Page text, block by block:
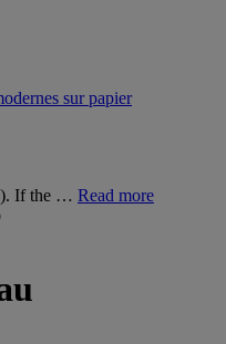
sur papier
If the … Read more